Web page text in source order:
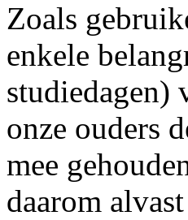
Zoals
enkele
studiedagen)
onze ouders
mee
daarom